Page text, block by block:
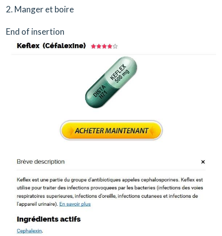
2. Manger et boire
End of insertion